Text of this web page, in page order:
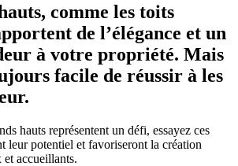
comme les toits
de l’élégance et un
à votre propriété. Mais
facile de réussir à les
hauts représentent un défi, essayez ces
leur potentiel et favoriseront la création
et accueillants.